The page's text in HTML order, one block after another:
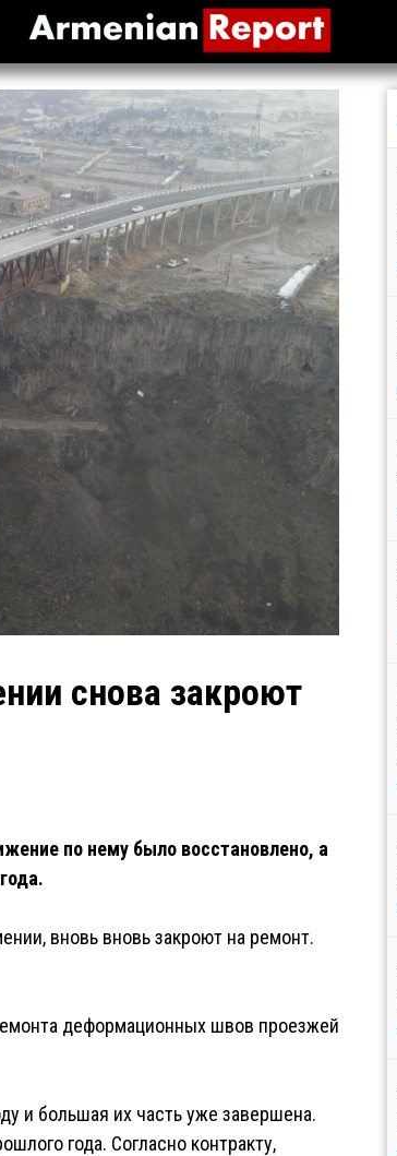
снова закроют
по нему было восстановлено, а
вновь вновь закроют на ремонт.
деформационных швов проезжей
и большая их часть уже завершена.
года. Согласно контракту,